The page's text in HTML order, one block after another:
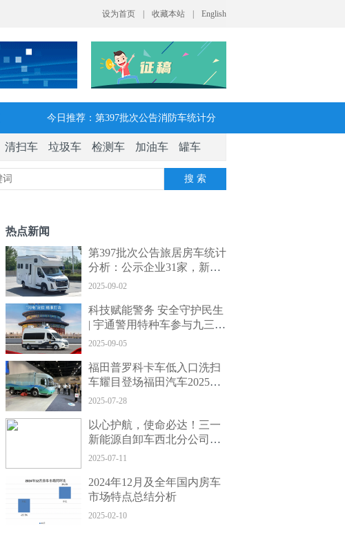
今日推荐：第397批次公告消防车统计分
析：公示企业达21家11种车型，水罐、器
今日推荐：今年危险货物港口作业安全生
产整治聚焦这四方面
清扫车 垃圾车 检测车 加油车 罐车
搜 索
热点新闻
第397批次公告旅居房车统计
分析：公示企业31家，新能
源旅居车数量翻新增长
2025-09-02
科技赋能警务 安全守护民生
| 宇通警用特种车参与九三阅
兵保障任务
2025-09-05
福田普罗科卡车低入口洗扫
车耀目登场福田汽车2025年
中商务会， 以科技重塑环卫
2025-07-28
以心护航，使命必达！三一
新能源自卸车西北分公司服
务工程师获赠锦旗
2025-07-11
2024年12月及全年国内房车
市场特点总结分析
2025-02-10